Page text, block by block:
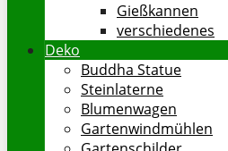
Gießkannen
verschiedenes
Deko
Buddha Statue
Steinlaterne
Blumenwagen
Gartenwindmühlen